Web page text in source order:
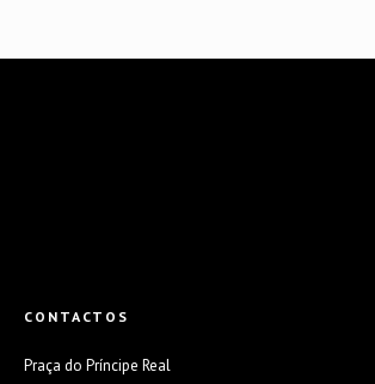
CONTACTOS
Praça do Príncipe Real